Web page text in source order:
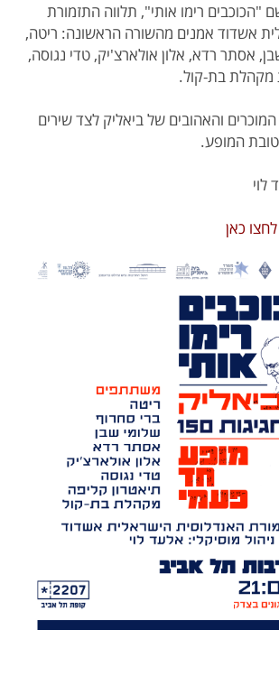
רימו אותי", תלווה התזמורת
אשדוד אמנים מהשורה הראשונה: ריטה,
אסתר רדא, אלון אולארצ'יק, טדי נגוסה,
מקהלת בת-קול.
המוכרים והאהובים של ביאליק לצד שירים
המופע.
לוי
כאן